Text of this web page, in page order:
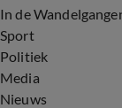
In de
Sport
Politiek
Media
Nieuws